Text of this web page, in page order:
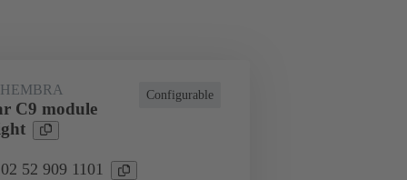
Configurable
C9 module
52 909 1101